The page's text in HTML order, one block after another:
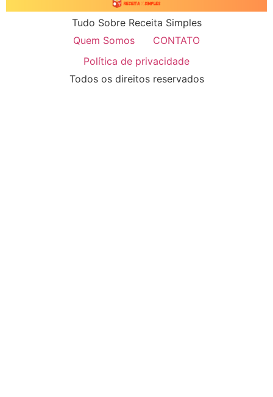
Tudo Sobre Receita Simples
Quem Somos
CONTATO
Política de privacidade
Todos os direitos reservados